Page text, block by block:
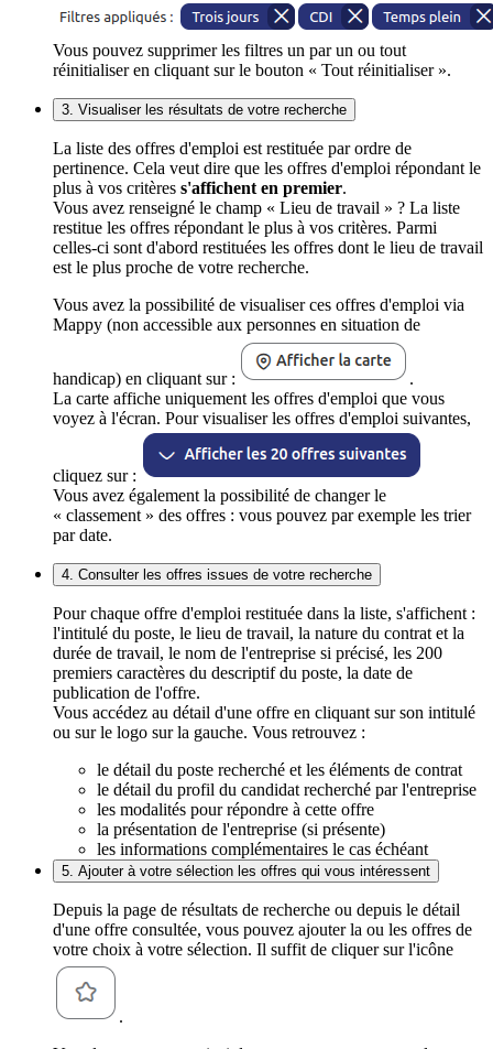
Vous pouvez supprimer les filtres un par un ou tout
réinitialiser en cliquant sur le bouton « Tout réinitialiser ».
3. Visualiser les résultats de votre recherche
La liste des offres d'emploi est restituée par ordre de
pertinence. Cela veut dire que les offres d'emploi répondant le
plus à vos critères s'affichent en premier.
Vous avez renseigné le champ « Lieu de travail » ? La liste
restitue les offres répondant le plus à vos critères. Parmi
celles-ci sont d'abord restituées les offres dont le lieu de travail
est le plus proche de votre recherche.
Vous avez la possibilité de visualiser ces offres d'emploi via
Mappy (non accessible aux personnes en situation de
handicap) en cliquant sur :
.
La carte affiche uniquement les offres d'emploi que vous
voyez à l'écran. Pour visualiser les offres d'emploi suivantes,
cliquez sur :
Vous avez également la possibilité de changer le
« classement » des offres : vous pouvez par exemple les trier
par date.
4. Consulter les offres issues de votre recherche
Pour chaque offre d'emploi restituée dans la liste, s'affichent :
l'intitulé du poste, le lieu de travail, la nature du contrat et la
durée de travail, le nom de l'entreprise si précisé, les 200
premiers caractères du descriptif du poste, la date de
publication de l'offre.
Vous accédez au détail d'une offre en cliquant sur son intitulé
ou sur le logo sur la gauche. Vous retrouvez :
le détail du poste recherché et les éléments de contrat
le détail du profil du candidat recherché par l'entreprise
les modalités pour répondre à cette offre
la présentation de l'entreprise (si présente)
les informations complémentaires le cas échéant
5. Ajouter à votre sélection les offres qui vous intéressent
Depuis la page de résultats de recherche ou depuis le détail
d'une offre consultée, vous pouvez ajouter la ou les offres de
votre choix à votre sélection. Il suffit de cliquer sur l'icône
.